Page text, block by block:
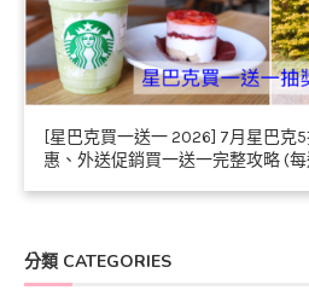
[星巴克買一送一 2026] 7月星巴克
惠、外送促銷買一送一完整攻略 (
分類 CATEGORIES